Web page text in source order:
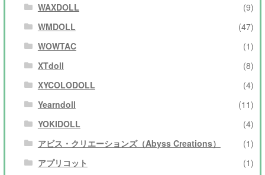
WAXDOLL
(9)
WMDOLL
(47)
WOWTAC
(1)
XTdoll
(8)
XYCOLODOLL
(4)
Yearndoll
(11)
YOKIDOLL
(4)
アビス・クリエーションズ（Abyss Creations）
(1)
アプリコット
(1)